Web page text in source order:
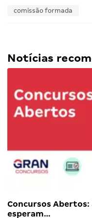
comissão formada
Notícias
Concursos Abertos:
esperam…